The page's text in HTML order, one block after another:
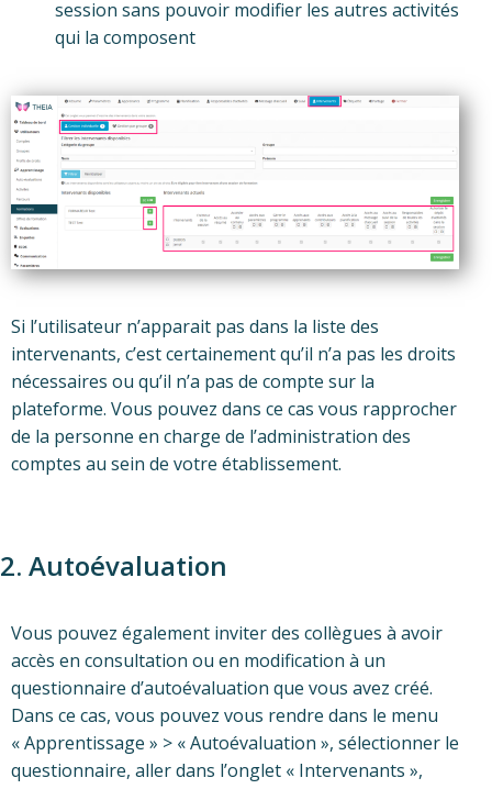
session sans pouvoir modifier les autres activités
qui la composent
Si l’utilisateur n’apparait pas dans la liste des
intervenants, c’est certainement qu’il n’a pas les droits
nécessaires ou qu’il n’a pas de compte sur la
plateforme. Vous pouvez dans ce cas vous rapprocher
de la personne en charge de l’administration des
comptes au sein de votre établissement.
2. Autoévaluation
Vous pouvez également inviter des collègues à avoir
accès en consultation ou en modification à un
questionnaire d’autoévaluation que vous avez créé.
Dans ce cas, vous pouvez vous rendre dans le menu
« Apprentissage » > « Autoévaluation », sélectionner le
questionnaire, aller dans l’onglet « Intervenants »,